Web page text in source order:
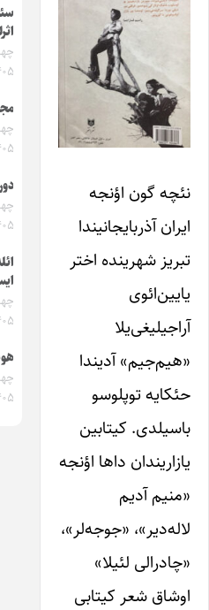
نئچه گون اؤنجه
ایران آذربایجانیندا
تبریز شهرینده اختر
یایین‌ائوی
آراجیلیغی‌یلا
«هیم‌جیم» آدیندا
حئکایه ‌توپلوسو
باسیلدی. کیتابین
یازاریندان داها اؤنجه
«منیم آدیم
لاله‌دیر»، «جوجه‌لر»،
«چادرالی لئیلا»
اوشاق شعر کیتابی